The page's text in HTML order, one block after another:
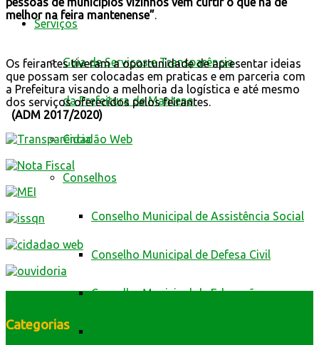
Serviços
Guia de Serviços e Transparência
da Prefeitura de Mantena
Cidadão Web
Conselhos
Conselho Municipal de Assistência Social
Conselho Municipal de Defesa Civil
Conselho Municipal de Educação
melhor na feira mantenense”.
Os feirantes tiveram a oportunidade de apresentar ideias
que possam ser colocadas em praticas e em parceria com
a Prefeitura visando a melhoria da logística e até mesmo
dos serviços oferecidos pelos feirantes.
(ADM 2017/2020)
Categorias